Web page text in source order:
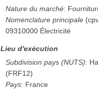
Nature du marché:
Nomenclature principale (
09310000 Électricité
Lieu d'exécution
Subdivision pays (NUTS):
(FRF12)
Pays: France